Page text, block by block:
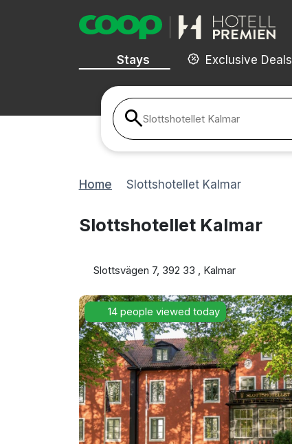
Stays Exclusive Deals
Slottshotellet Kalmar
Home Slottshotellet Kalmar
Slottshotellet Kalmar
Slottsvägen 7, 392 33 , Kalmar
14 people viewed today